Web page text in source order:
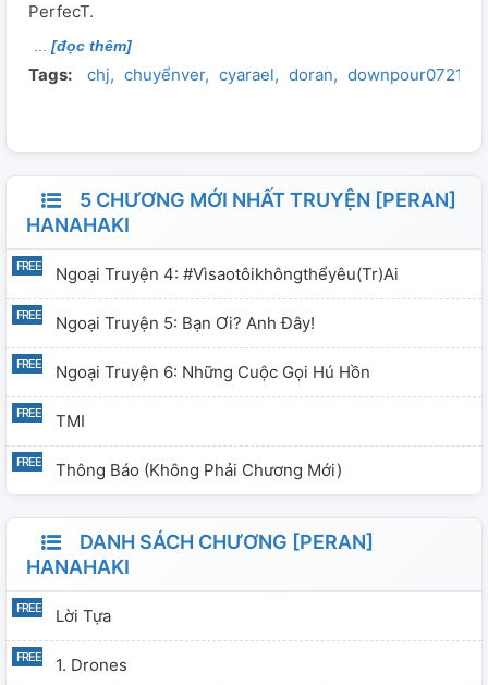
PerfecT.
[đọc thêm]
Tags: chj chuyểnver cyarael doran downpour0721
5 CHƯƠNG MỚI NHẤT TRUYỆN [PERAN]
HANAHAKI
Ngoại Truyện 4: #vìsaotôikhôngthểyêu(tr)ai
Ngoại Truyện 5: Bạn Ơi? Anh Đây!
Ngoại Truyện 6: Những Cuộc Gọi Hú Hồn
TMI
Thông Báo (không Phải Chương Mới)
DANH SÁCH CHƯƠNG [PERAN]
HANAHAKI
Lời Tựa
1. Drones